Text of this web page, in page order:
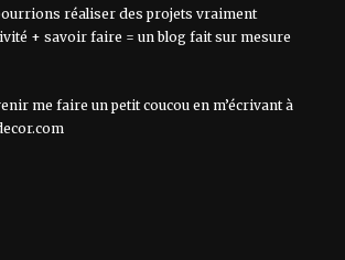
réaliser des projets vraiment
+ savoir faire = un blog fait sur mesure
me faire un petit coucou en m’écrivant à